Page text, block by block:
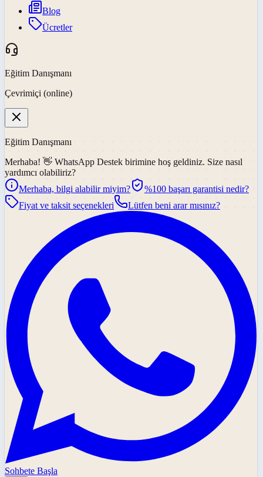
Blog
Ücretler
Eğitim Danışmanı
Çevrimiçi (online)
Eğitim Danışmanı
Merhaba! 👋 WhatsApp Destek birimine hoş geldiniz. Size nasıl
yardımcı olabiliriz?
Merhaba, bilgi alabilir miyim?
%100 başarı garantisi nedir?
Fiyat ve taksit seçenekleri
Lütfen beni arar mısınız?
Sohbete Başla